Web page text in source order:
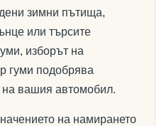
зимни пътища,
или търсите
изборът на
гуми подобрява
на вашия автомобил.
на намирането